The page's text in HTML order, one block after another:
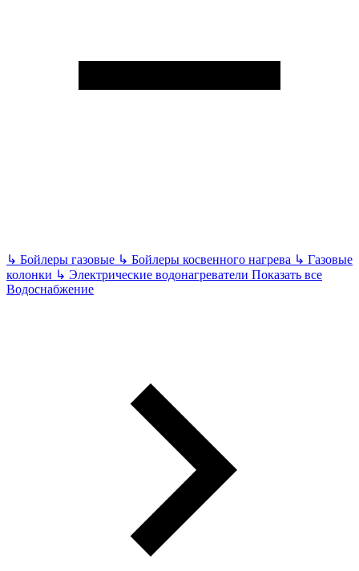
↳ Бойлеры газовые ↳ Бойлеры косвенного нагрева ↳ Газовые
колонки ↳ Электрические водонагреватели Показать все
Водоснабжение